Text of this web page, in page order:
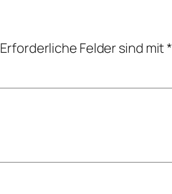
Erforderliche Felder sind mit*